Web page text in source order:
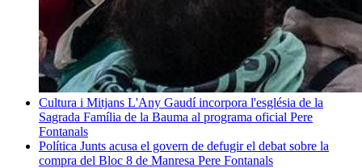
Cultura i Mitjans L'Any Gaudí incorpora l'església de la
Sagrada Família de la Bauma al programa oficial Pere
Fontanals
Política Junts acusa el govern de defugir el debat sobre la
compra del Bloc 8 de Manresa Pere Fontanals